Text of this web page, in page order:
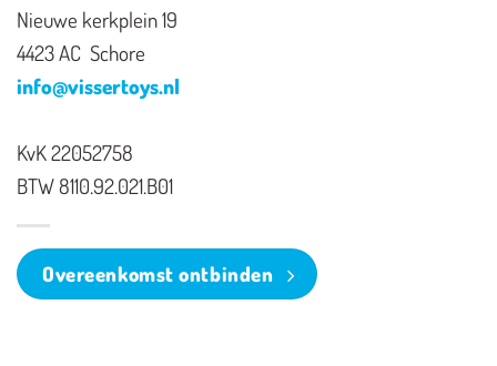
Nieuwe kerkplein 19
4423 AC Schore
info@vissertoys.nl
KvK 22052758
BTW 8110.92.021.B01
Overeenkomst ontbinden